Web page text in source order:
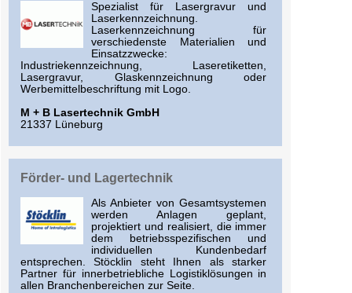
Spezialist für Lasergravur und
Laserkennzeichnung.
Laserkennzeichnung für
verschiedenste Materialien und
Einsatzzwecke:
Industriekennzeichnung, Laseretiketten,
Lasergravur, Glaskennzeichnung oder
Werbemittelbeschriftung mit Logo.
M + B Lasertechnik GmbH
21337 Lüneburg
Förder- und Lagertechnik
Als Anbieter von Gesamtsystemen
werden Anlagen geplant,
projektiert und realisiert, die immer
dem betriebsspezifischen und
individuellen Kundenbedarf
entsprechen. Stöcklin steht Ihnen als starker
Partner für innerbetriebliche Logistiklösungen in
allen Branchenbereichen zur Seite.